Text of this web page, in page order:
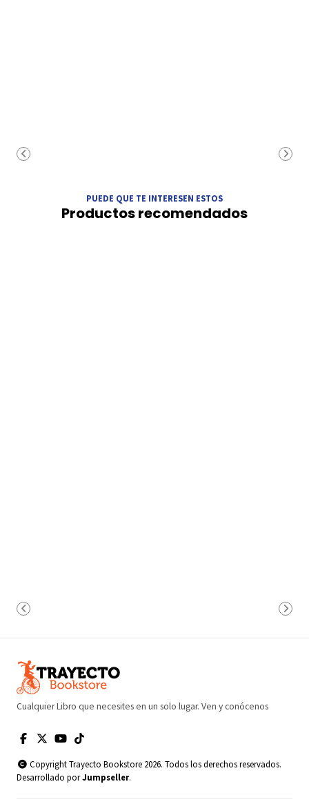
PUEDE QUE TE INTERESEN ESTOS
Productos recomendados
Cualquier Libro que necesites en un solo lugar. Ven y conócenos
Copyright Trayecto Bookstore 2026. Todos los derechos reservados.
Desarrollado porJumpseller.